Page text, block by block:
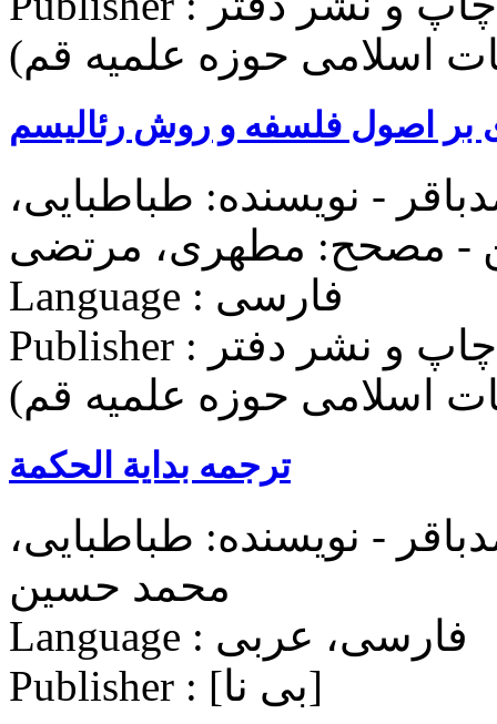
اسلامی حوزه علميه قم)
بر اصول فلسفه و روش رئالیسم
- نویسنده: طباطبایی،
Language : فارسی
Publisher : مؤسسه بوستان کتاب (مرکز چاپ و نشر دفتر
اسلامی حوزه علميه قم)
ترجمه بدایة الحکمة
- نویسنده: طباطبایی،
محمد حسین
Language : فارسی، عربی
Publisher : [بی‌ نا]